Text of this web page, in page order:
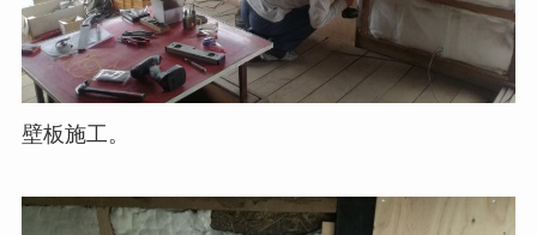
壁板施工。